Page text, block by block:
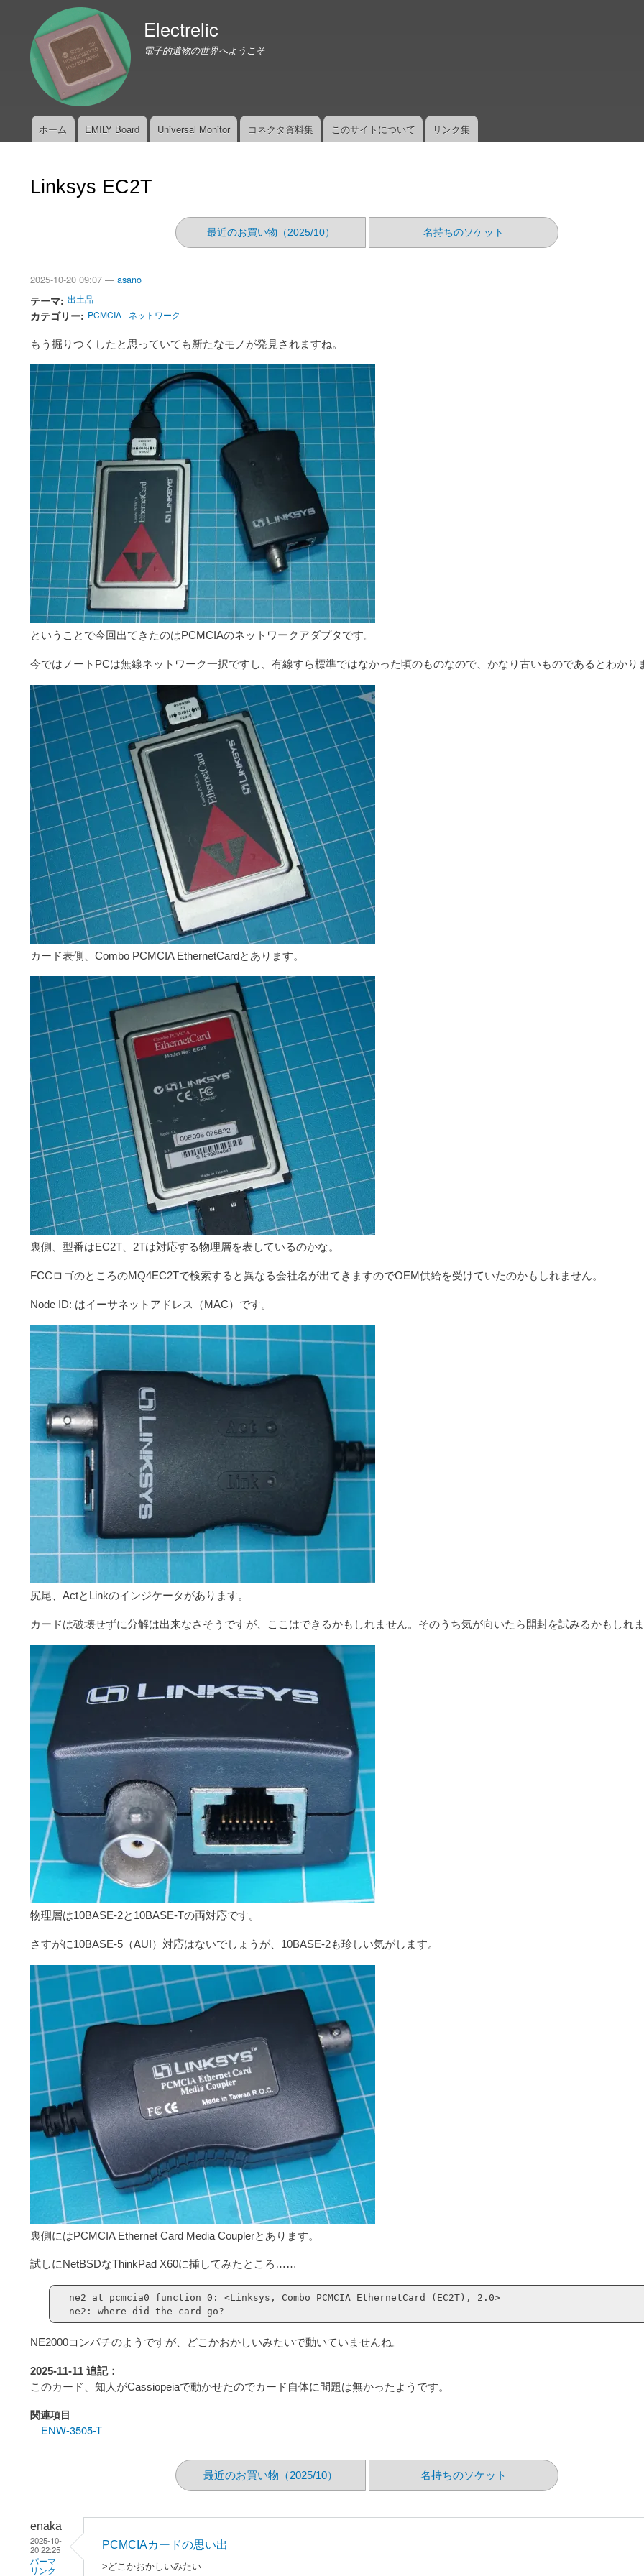
Electrelic
電子的遺物の世界へようこそ
ホーム EMILY Board Universal Monitor コネクタ資料集 このサイトについて リンク集
Linksys EC2T
最近のお買い物（2025/10） 名持ちのソケット
2025-10-20 09:07 — asano
テーマ 出土品
カテゴリー PCMCIA ネットワーク
もう掘りつくしたと思っていても新たなモノが発見されますね。
ということで今回出てきたのはPCMCIAのネットワークアダプタです。
今ではノートPCは無線ネットワーク一択ですし、有線すら標準ではなかった頃のものなので、かなり古いものであるとわかり
カード表側、Combo PCMCIA EthernetCardとあります。
裏側、型番はEC2T、2Tは対応する物理層を表しているのかな。
FCCロゴのところのMQ4EC2Tで検索すると異なる会社名が出てきますのでOEM供給を受けていたのかもしれません。
Node ID: はイーサネットアドレス（MAC）です。
尻尾、ActとLinkのインジケータがあります。
カードは破壊せずに分解は出来なさそうですが、ここはできるかもしれません。そのうち気が向いたら開封を試みるかもしれ
物理層は10BASE-2と10BASE-Tの両対応です。
さすがに10BASE-5（AUI）対応はないでしょうが、10BASE-2も珍しい気がします。
裏側にはPCMCIA Ethernet Card Media Couplerとあります。
試しにNetBSDなThinkPad X60に挿してみたところ……
ne2 at pcmcia0 function 0: <Linksys, Combo PCMCIA EthernetCard (EC2T), 2.0>
ne2: where did the card go?
NE2000コンパチのようですが、どこかおかしいみたいで動いていませんね。
2025-11-11 追記：
このカード、知人がCassiopeiaで動かせたのでカード自体に問題は無かったようです。
関連項目
ENW-3505-T
最近のお買い物（2025/10） 名持ちのソケット
enaka
2025-10-
20 22:25
パーマ
リンク
PCMCIAカードの思い出
>どこかおかしいみたい